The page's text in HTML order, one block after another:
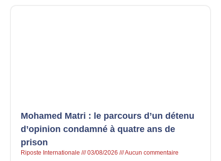
Mohamed Matri : le parcours d’un détenu
d’opinion condamné à quatre ans de
prison
Riposte Internationale 03/08/2026 Aucun commentaire